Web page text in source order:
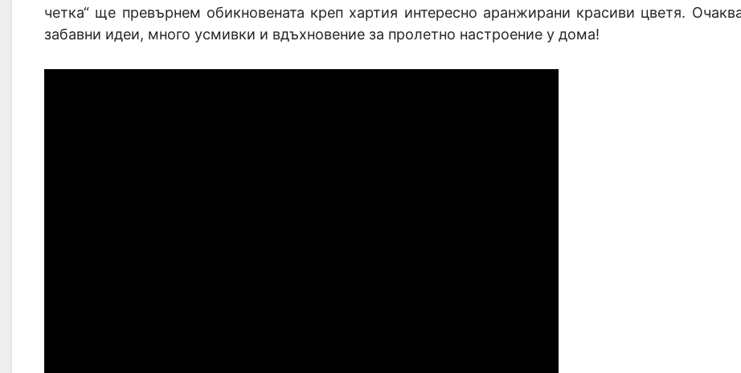
четка“ ще превърнем обикновената креп хартия интересно аранжирани красиви цветя.
забавни идеи, много усмивки и вдъхновение за пролетно настроение у дома!